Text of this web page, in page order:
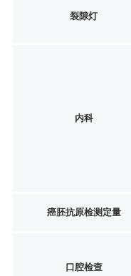
裂隙灯
内科
癌胚抗原检测定量
口腔检查